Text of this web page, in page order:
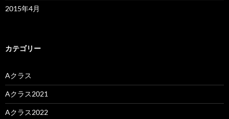
2015年4月
カテゴリー
Aクラス
Aクラス2021
Aクラス2022